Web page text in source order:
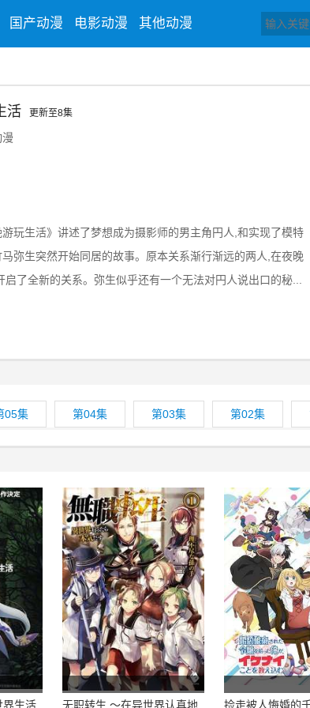
国产动漫 电影动漫 其他动漫
活 更新至8集
漫
游玩生活》讲述了梦想成为摄影师的男主角円人,和实现了模特
弥生突然开始同居的故事。原本关系渐行渐远的两人,在夜晚
启了全新的关系。弥生似乎还有一个无法对円人说出口的秘...
05集 第04集 第03集 第02集
界生活 无职转生 ～在异世界认真地 捡走被人悔婚的